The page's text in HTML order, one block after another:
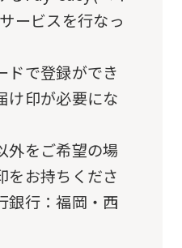
ービスを行なっ
で登録ができ
け印が必要にな
をご希望の場
をお持ちくださ
銀行：福岡・西
use
an
automatic
translation
service,
the
Japanese
version
of